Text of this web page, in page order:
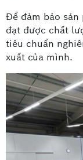
Để đảm bảo
đạt được chất
tiêu chuẩn
xuất của mình.